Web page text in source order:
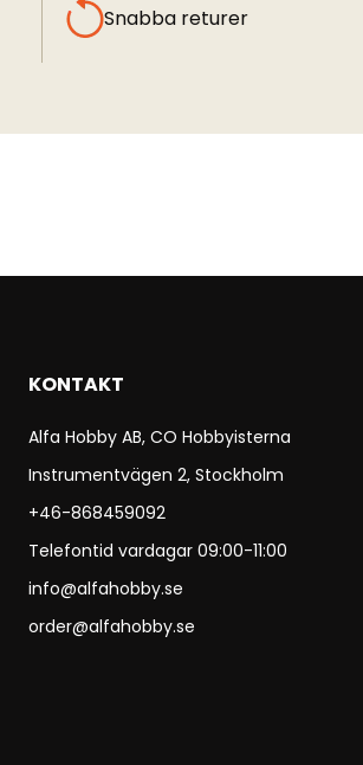
Snabba returer
KONTAKT
Alfa Hobby AB, CO Hobbyisterna
Instrumentvägen 2, Stockholm
+46-868459092
Telefontid vardagar 09:00-11:00
info@alfahobby.se
order@alfahobby.se